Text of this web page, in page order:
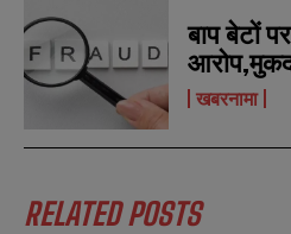
b
e
r
b
e
r
बाप बेटों
खबरनामा
RELATED POSTS